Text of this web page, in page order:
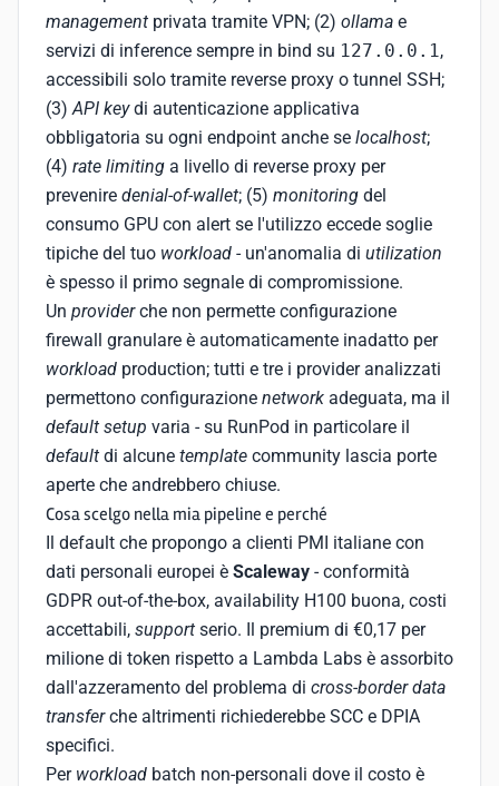
management privata tramite VPN; (2) ollama e
servizi di inference sempre in bind su 127.0.0.1,
accessibili solo tramite reverse proxy o tunnel SSH;
(3)API keydi autenticazione applicativa
obbligatoria su ogni endpoint anche se localhost;
(4) rate limiting a livello di reverse proxy per
prevenire denial-of-wallet; (5) monitoring del
consumo GPU con alert se l'utilizzo eccede soglie
tipiche del tuo workload - un'anomalia di utilization
è spesso il primo segnale di compromissione.
Un providerche non permette configurazione
firewall granulare è automaticamente inadatto per
workload production; tutti e tre i provider analizzati
permettono configurazione network adeguata, ma il
default setup varia - su RunPod in particolare il
default di alcune template community lascia porte
aperte che andrebbero chiuse.
Cosa scelgo nella mia pipeline e perché
Il default che propongo a clienti PMI italiane con
dati personali europei è Scaleway - conformità
GDPR out-of-the-box, availability H100 buona, costi
accettabili, support serio. Il premium di €0,17 per
milione di token rispetto a Lambda Labs è assorbito
dall'azzeramento del problema di cross-border data
transferche altrimenti richiederebbe SCC e DPIA
specifici.
Per workload batch non-personali dove il costo è